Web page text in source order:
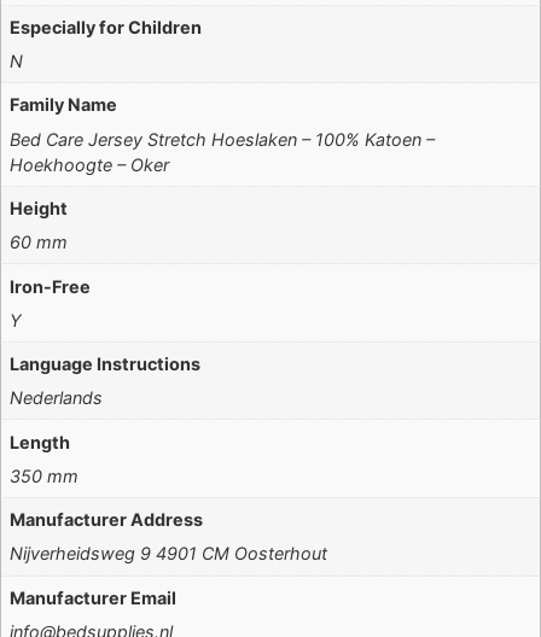
Especially for Children
N
Family Name
Bed Care Jersey Stretch Hoeslaken – 100% Katoen –
Hoekhoogte – Oker
Height
60 mm
Iron-Free
Y
Language Instructions
Nederlands
Length
350 mm
Manufacturer Address
Nijverheidsweg 9 4901 CM Oosterhout
Manufacturer Email
info@bedsupplies.nl